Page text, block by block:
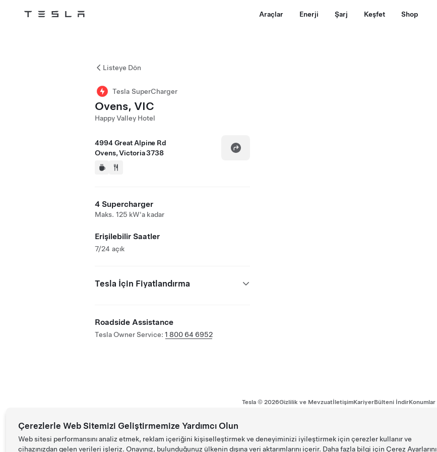
Tesla Araçlar Enerji Şarj Keşfet Shop
Listeye Dön
Tesla SuperCharger
Ovens, VIC
Happy Valley Hotel
4994 Great Alpine Rd
Ovens, Victoria 3738
4 Supercharger
Maks. 125 kW'a kadar
Erişilebilir Saatler
7/24 açık
Tesla İçin Fiyatlandırma
Roadside Assistance
Tesla Owner Service: 1 800 64 6952
Tesla © 2026Gizlilik ve MevzuatİletişimKariyerBülteni İndirKonumlar
Çerezlerle Web Sitemizi Geliştirmemize Yardımcı Olun
Web sitesi performansını analiz etmek, reklam içeriğini kişiselleştirmek ve deneyiminizi iyileştirmek için çerezler kullanır ve
cihazınızdan gelen verileri işleriz. Onayınız, bulunduğunuz ülkenin dışına veri aktarımlarını içerir. Daha fazla bilgi için Çerez Ayarlarını